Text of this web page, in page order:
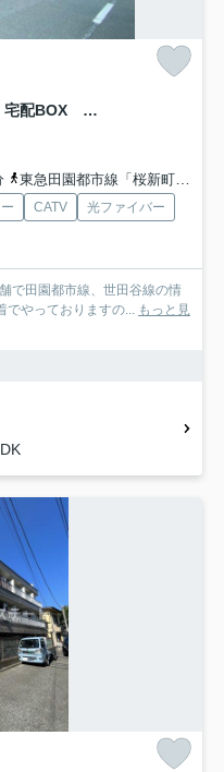
LANAI HERITAGE 浴室乾燥機 宅配BOX 新規ユニットバス設置
東急田園都市線「桜新町」駅 徒歩12分
CATV
光ファイバー
で田園都市線、世田谷線の情
やっておりますの...
もっと見